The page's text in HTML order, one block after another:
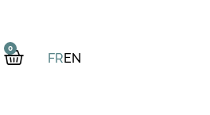
0
FREN